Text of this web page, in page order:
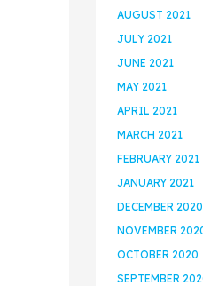
AUGUST 2021
JULY 2021
JUNE 2021
MAY 2021
APRIL 2021
MARCH 2021
FEBRUARY 2021
JANUARY 2021
DECEMBER 2020
NOVEMBER
OCTOBER 2020
SEPTEMBER